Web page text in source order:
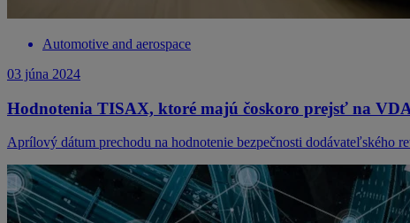
Automotive and aerospace
03 júna 2024
Hodnotenia TISAX, ktoré majú čoskoro prejsť na
Aprílový dátum prechodu na hodnotenie bezpečnosti dodávateľského